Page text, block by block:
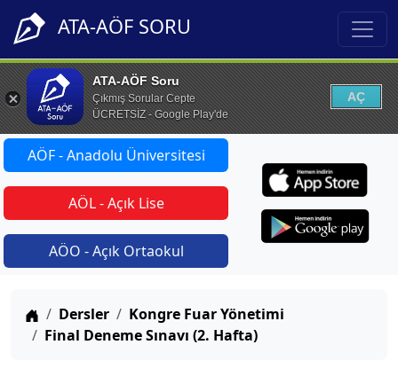
ATA-AÖF SORU
ATA-AÖF Soru
Çıkmış Sorular Cepte
ÜCRETSİZ - Google Play'de
AÇ
AÖF - Anadolu Üniversitesi
AÖL - Açık Lise
AÖO - Açık Ortaokul
Anasayfa
Dersler
Kongre Fuar Yönetimi
Final Deneme Sınavı (2. Hafta)